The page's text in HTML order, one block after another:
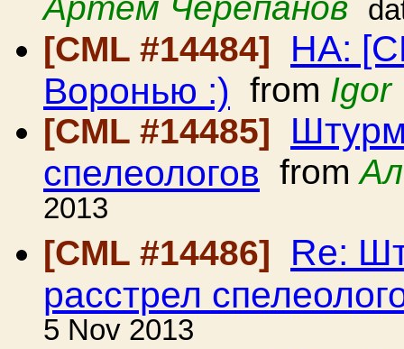
[CML #14484] HA:
Воронью :) from Igor
[CML #14485]
спелеологов from
2013
[CML #14486]
Re:
расстрел
5 Nov 2013